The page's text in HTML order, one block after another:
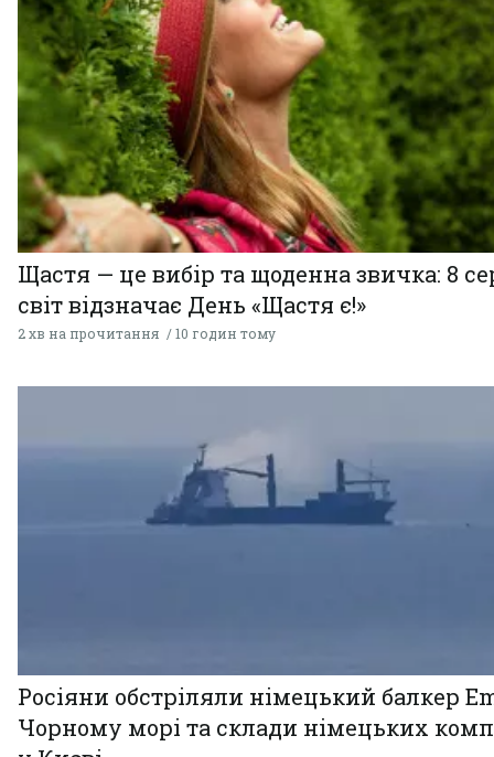
Щастя — це вибір та щоденна звичка: 8
світ відзначає День «Щастя є!»
2 хв на прочитання 10 годин тому
Росіяни обстріляли німецький балкер
Чорному морі та склади німецьких